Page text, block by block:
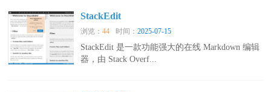
StackEdit
浏览：44 时间：2025-07-15
StackEdit 是一款功能强大的在线 Markdown 编辑
器，由 Stack Overf...